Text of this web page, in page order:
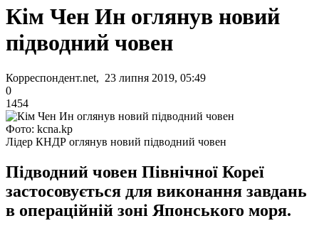
Кім Чен Ин оглянув новий
підводний човен
Корреспондент.net, 23 липня 2019, 05:49
0
1454
Фото: kcna.kp
Лідер КНДР оглянув новий підводний човен
Підводний човен Північної Кореї
застосовується для виконання завдань
в операційній зоні Японського моря.